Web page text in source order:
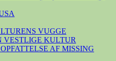
VUGGE
VESTLIGE KULTUR
AF MISSING